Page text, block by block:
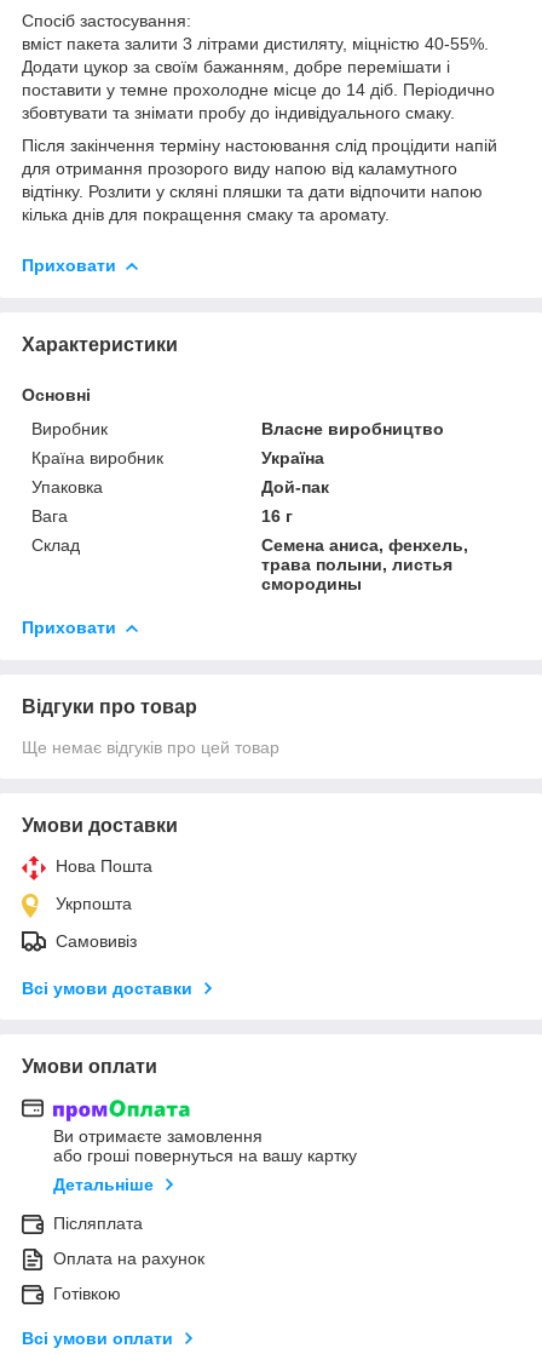
Спосіб застосування:
вміст пакета залити 3 літрами дистиляту, міцністю 40-55%.
Додати цукор за своїм бажанням, добре перемішати і
поставити у темне прохолодне місце до 14 діб. Періодично
збовтувати та знімати пробу до індивідуального смаку.
Після закінчення терміну настоювання слід процідити напій
для отримання прозорого виду напою від каламутного
відтінку. Розлити у скляні пляшки та дати відпочити напою
кілька днів для покращення смаку та аромату.
Приховати
Характеристики
Основні
Виробник
Власне виробництво
Країна виробник
Україна
Упаковка
Дой-пак
Вага
16 г
Склад
Семена аниса, фенхель,
трава полыни, листья
смородины
Приховати
Відгуки про товар
Ще немає відгуків про цей товар
Умови доставки
Нова Пошта
Укрпошта
Самовивіз
Всі умови доставки
Умови оплати
Ви отримаєте замовлення
або гроші повернуться на вашу картку
Детальніше
Післяплата
Оплата на рахунок
Готівкою
Всі умови оплати